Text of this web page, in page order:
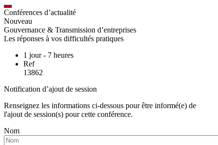
Conférences d’actualité
Nouveau
Gouvernance & Transmission d’entreprises
Les réponses à vos difficultés pratiques
1 jour - 7 heures
Ref
13862
Notification d’ajout de session
Renseignez les informations ci-dessous pour être informé(e) de
l'ajout de session(s) pour cette conférence.
Nom